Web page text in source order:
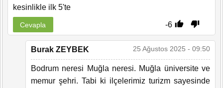
kesinlikle ilk 5'te
-6
Cevapla
Burak ZEYBEK 25 Ağustos 2025 - 09:50
Bodrum neresi Muğla neresi. Muğla üniversite ve
memur şehri. Tabi ki ilçelerimiz turizm sayesinde